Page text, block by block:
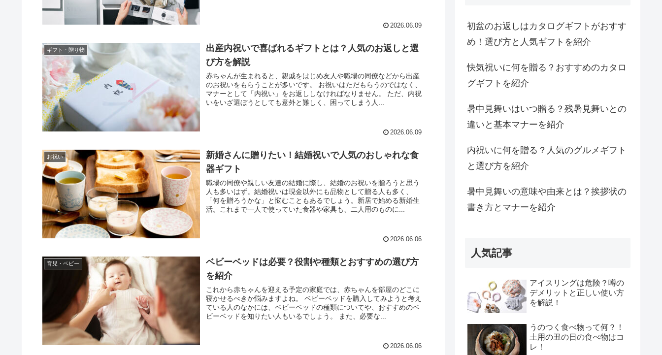
2026.06.09
ギフト・贈り物
出産内祝いで喜ばれるギフトとは？人気のお返しと選
び方を解説
赤ちゃんが生まれると、親戚をはじめ友人や職場の同僚などから出産
のお祝いをもらうことが多いです。 お祝いはただもらうのではなく、
マナーとして「内祝い」をお返ししなければなりません。 ただ、内祝
いをいざ選ぼうとしても意外と難しく、困ってしまう人...
2026.06.09
お祝い
新婚さんに贈りたい！結婚祝いで人気のおしゃれな食
器ギフト
職場の同僚や親しい友達の結婚に際し、結婚のお祝いを贈ろうと思う
人も多いはず。結婚祝いは現金以外にも品物として贈る人も多く、
「何を贈ろうかな」と悩むこともあるでしょう。新居で始める新婚生
活。これまで一人で使っていた食器や家具も、二人用のものに...
2026.06.06
育児・ベビー
ベビーベッドは必要？役割や種類とおすすめの選び方
を紹介
これから赤ちゃんを迎える予定の家庭では、赤ちゃんを部屋のどこに
寝かせるべきか悩みますよね。 ベビーベッドを購入してみようと考え
ている人のなかには、ベビーベッドの種類についてや、おすすめのベ
ビーベッドを知りたい人もいるでしょう。 また、必要な...
2026.06.06
初盆のお返しはカタログギフトがおすす
め！選び方と人気ギフトを紹介
快気祝いに何を贈る？おすすめのカタロ
グギフトを紹介
暑中見舞いはいつ贈る？残暑見舞いとの
違いと基本マナーを紹介
内祝いに何を贈る？人気のグルメギフト
と選び方を紹介
暑中見舞いの意味や由来とは？挨拶状の
書き方とマナーを紹介
人気記事
アイスリングは危険？噂の
デメリットと正しい使い方
を解説！
うのつく食べ物って何？！
土用の丑の日の食べ物はコ
レ！